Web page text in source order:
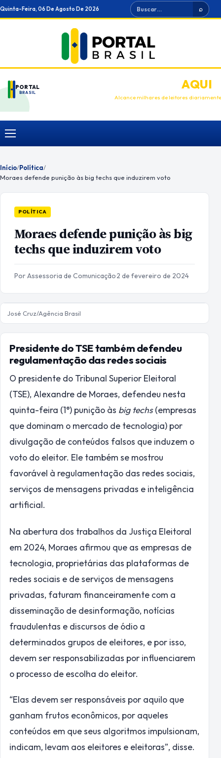
Ir
para
Quinta-Feira, 06 De Agosto De 2026 Buscar ⌕
PORTAL
BRASIL
ANUNCIEAQUI
Alcance milhares de leitores diariamente
Menu
Início/Política/
Moraes defende punição às big techs que induzirem voto
POLÍTICA
Moraes defende punição às big
techs que induzirem voto
Por Assessoria de Comunicação·2 de fevereiro de 2024
José Cruz/Agência Brasil
Presidente do TSE também defendeu
regulamentação das redes sociais
O presidente do Tribunal Superior Eleitoral
(TSE), Alexandre de Moraes, defendeu nesta
quinta-feira (1°) punição às big techs(empresas
que dominam o mercado de tecnologia) por
divulgação de conteúdos falsos que induzem o
voto do eleitor. Ele também se mostrou
favorável à regulamentação das redes sociais,
serviços de mensagens privadas e inteligência
artificial.
Na abertura dos trabalhos da Justiça Eleitoral
em 2024, Moraes afirmou que as empresas de
tecnologia, proprietárias das plataformas de
redes sociais e de serviços de mensagens
privadas, faturam financeiramente com a
disseminação de desinformação, notícias
fraudulentas e discursos de ódio a
determinados grupos de eleitores, e por isso,
devem ser responsabilizadas por influenciarem
o processo de escolha do eleitor.
“Elas devem ser responsáveis por aquilo que
ganham frutos econômicos, por aqueles
conteúdos em que seus algoritmos impulsionam,
indicam, levam aos eleitores e eleitoras”, disse.